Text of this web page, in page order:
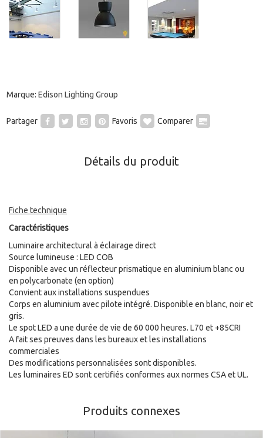
Marque: Edison Lighting Group
Partager Favoris Comparer
Détails du produit
Fiche technique
Caractéristiques
Luminaire architectural à éclairage direct
Source lumineuse : LED COB
Disponible avec un réflecteur prismatique en aluminium blanc ou
en polycarbonate (en option)
Convient aux installations suspendues
Corps en aluminium avec pilote intégré. Disponible en blanc, noir et
gris.
Le spot LED a une durée de vie de 60 000 heures. L70 et +85CRI
A fait ses preuves dans les bureaux et les installations
commerciales
Des modifications personnalisées sont disponibles.
Les luminaires ED sont certifiés conformes aux normes CSA et UL.
Produits connexes